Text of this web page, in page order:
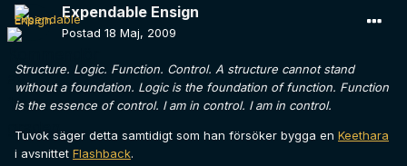
Expendable Ensign
Postad 18 Maj, 2009
Structure. Logic. Function. Control. A structure cannot stand
without a foundation. Logic is the foundation of function. Function
is the essence of control. I am in control. I am in control.
Tuvok säger detta samtidigt som han försöker bygga en Keethara
i avsnittet Flashback.